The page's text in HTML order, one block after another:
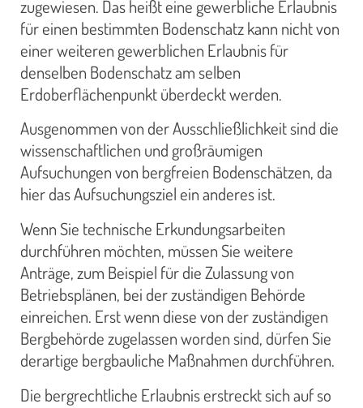
zugewiesen. Das heißt eine gewerbliche Erlaubnis
für einen bestimmten Bodenschatz kann nicht von
einer weiteren gewerblichen Erlaubnis für
denselben Bodenschatz am selben
Erdoberflächenpunkt überdeckt werden.
Ausgenommen von der Ausschließlichkeit sind die
wissenschaftlichen und großräumigen
Aufsuchungen von bergfreien Bodenschätzen, da
hier das Aufsuchungsziel ein anderes ist.
Wenn Sie technische Erkundungsarbeiten
durchführen möchten, müssen Sie weitere
Anträge, zum Beispiel für die Zulassung von
Betriebsplänen, bei der zuständigen Behörde
einreichen. Erst wenn diese von der zuständigen
Bergbehörde zugelassen worden sind, dürfen Sie
derartige bergbauliche Maßnahmen durchführen.
Die bergrechtliche Erlaubnis erstreckt sich auf so